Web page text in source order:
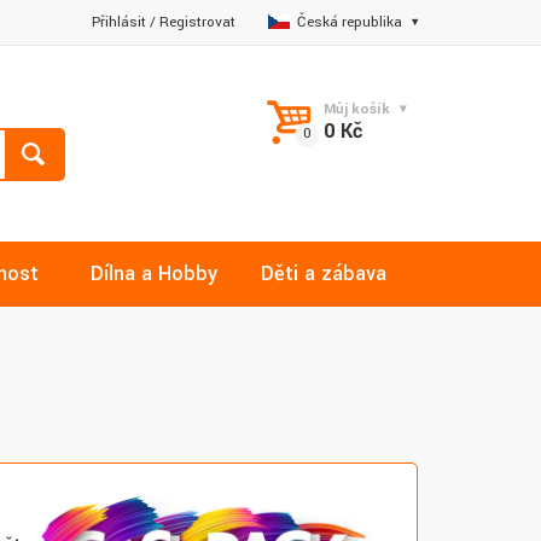
Česká republika
Přihlásit/Registrovat
Můj košík
0 Kč
Dílna a Hobby Děti a zábava